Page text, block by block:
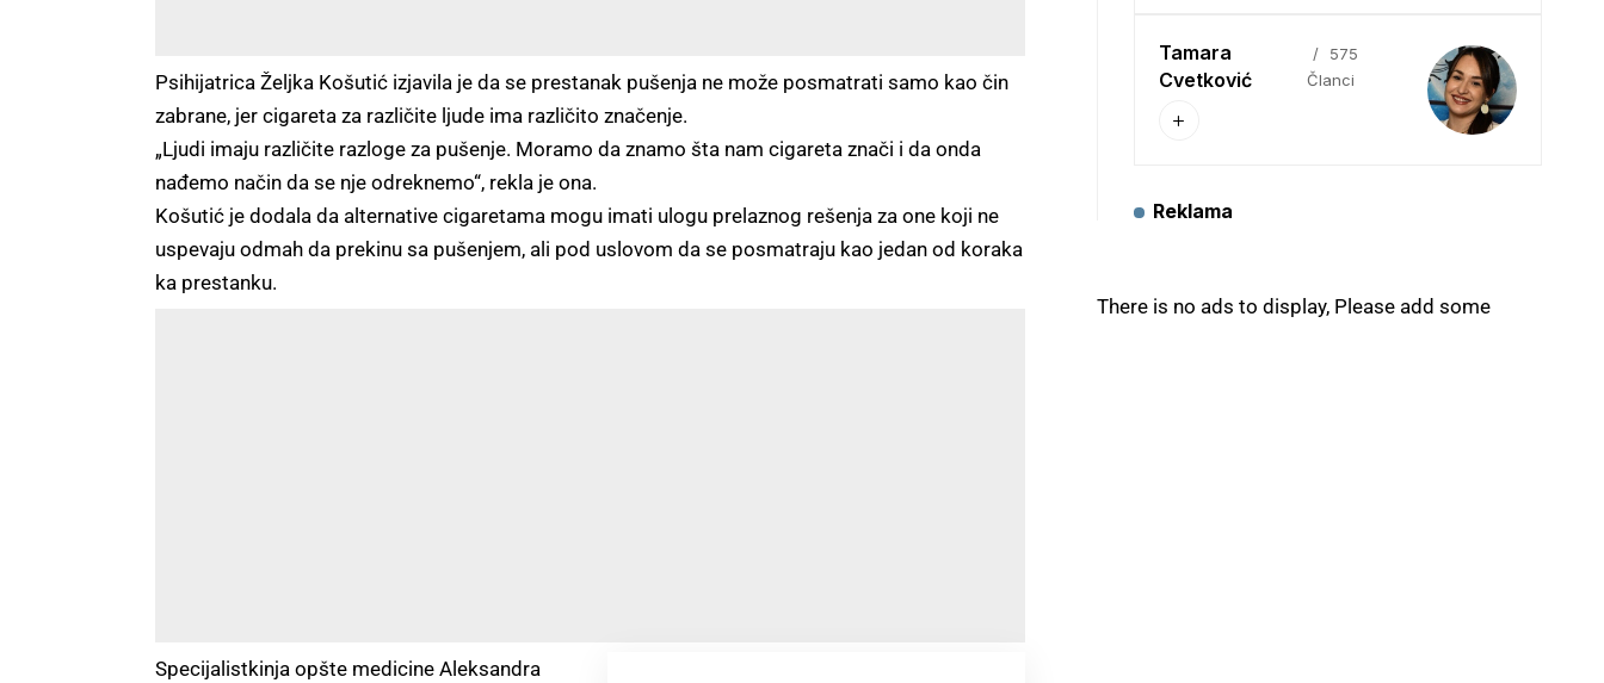
Psihijatrica Željka Košutić izjavila je da se prestanak pušenja ne može posmatrati samo kao čin
zabrane, jer cigareta za različite ljude ima različito značenje.
„Ljudi imaju različite razloge za pušenje. Moramo da znamo šta nam cigareta znači i da onda
nađemo način da se nje odreknemo“, rekla je ona.
Košutić je dodala da alternative cigaretama mogu imati ulogu prelaznog rešenja za one koji ne
uspevaju odmah da prekinu sa pušenjem, ali pod uslovom da se posmatraju kao jedan od koraka
ka prestanku.
Specijalistkinja opšte medicine Aleksandra
Tamara
Cvetković
575
Članci
Reklama
There is no ads to display, Please add some